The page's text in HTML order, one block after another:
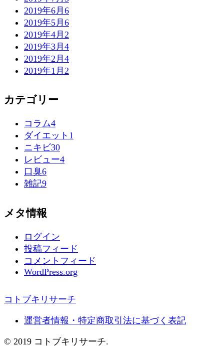
2019年6月 6
2019年5月 6
2019年4月 2
2019年3月 4
2019年2月 4
2019年1月 2
カテゴリー
コラム4
ダイエット 1
ニキビ30
レビュー4
口臭6
雑記9
メタ情報
ログイン
投稿フィード
コメントフィード
WordPress.org
コトブキリサーチ
運営者情報・特定商取引法に基づく表記
© 2019 コトブキリサーチ.